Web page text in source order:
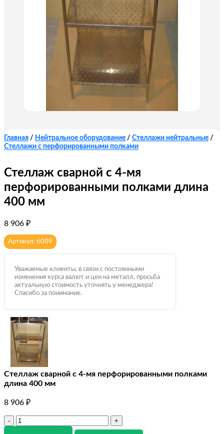
Главная / Нейтральное оборудование / Стеллажи нейтральные /
Стеллажи с перфорированными полками
Стеллаж сварной с 4-мя
перфорированными полками длина
400 мм
8 906 ₽
Артикул: 6009
Уважаемые клиенты, в связи с постоянными
изменения курса валют и цен на металл, просьба
актуальную стоимость уточнять у менеджера!
Спасибо за понимание.
Стеллаж сварной с 4-мя перфорированными полками
длина 400 мм
8 906 ₽
Количество